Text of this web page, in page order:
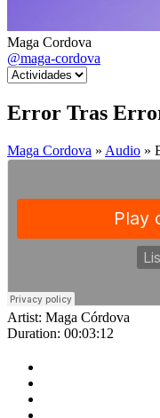
Maga Cordova
@maga-cordova
Error Tras
Maga Cordova » Audio »
Artist: Maga Córdova
Duration: 00:03:12